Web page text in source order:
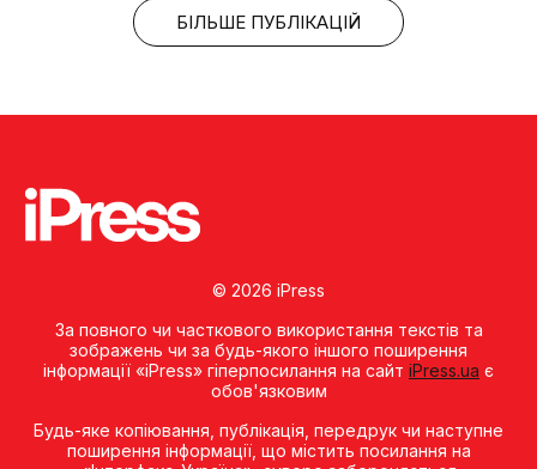
БІЛЬШЕ ПУБЛІКАЦІЙ
© 2026 iPress
За повного чи часткового використання текстів та
зображень чи за будь-якого іншого поширення
інформації «iPress» гіперпосилання на сайт iPress.ua є
обов'язковим
Будь-яке копiювання, публiкацiя, передрук чи наступне
поширення iнформацiї, що мiстить посилання на